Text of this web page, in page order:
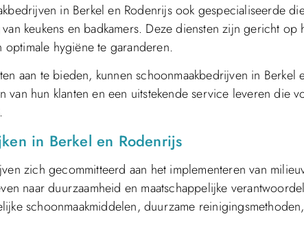
in Berkel en Rodenrijs ook gespecialiseerde
keukens en badkamers. Deze diensten zijn gericht op
hygiëne te garanderen.
aan te bieden, kunnen schoonmaakbedrijven in Berkel
hun klanten en een uitstekende service leveren die
in Berkel en Rodenrijs
zich gecommitteerd aan het implementeren van
naar duurzaamheid en maatschappelijke
schoonmaakmiddelen, duurzame